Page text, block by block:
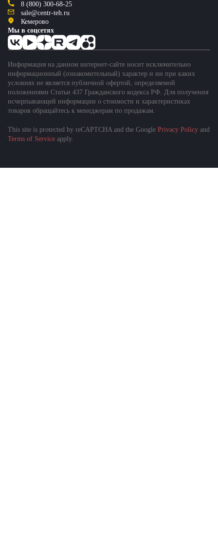
8 (800) 300-68-25
sale@centr-teh.ru
Кемерово
Мы в соцсетях
Информация на данном интернет-сайте носит исключительно
информационный (ознакомительный) характер и ни при каких
условиях не является публичной офертой, определяемой
положениями Статьи 437 Гражданского кодекса РФ. Для получения
исчерпывающей информации о стоимости и характеристиках
товаров обращайтесь к менеджерам по продажам.
This site is protected by reCAPTCHA and the Google Privacy Policy and
Terms of Service apply.